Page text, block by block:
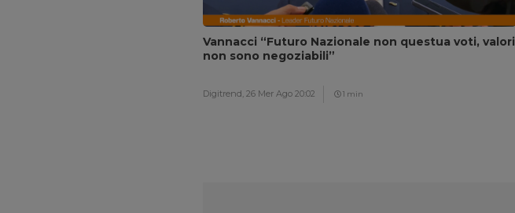
Vannacci “Futuro Nazionale non questua voti, valori
non sono negoziabili”
Digitrend, 26 Mer Ago 20:02 1 min